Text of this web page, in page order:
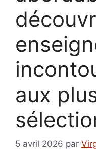
aux
5 avril 2026 par